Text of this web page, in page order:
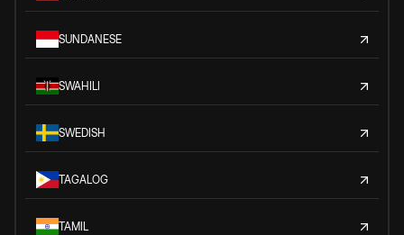
SUNDANESE
SWAHILI
SWEDISH
TAGALOG
TAMIL